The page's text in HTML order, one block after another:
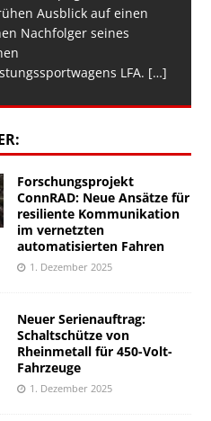
Ausblick auf einen
Nachfolger seines
LFA. […]
Forschungsprojekt
ConnRAD: Neue Ansätze für
resiliente Kommunikation
im vernetzten
automatisierten Fahren
1. Dezember 2025
Neuer Serienauftrag:
Schaltschütze von
Rheinmetall für 450-Volt-
Fahrzeuge
1. Dezember 2025